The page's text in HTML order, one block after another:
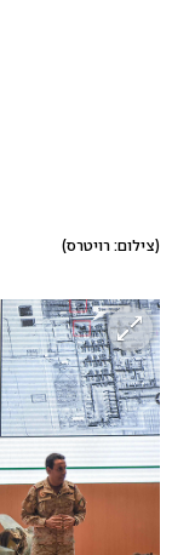
(צילום: רויטרס)